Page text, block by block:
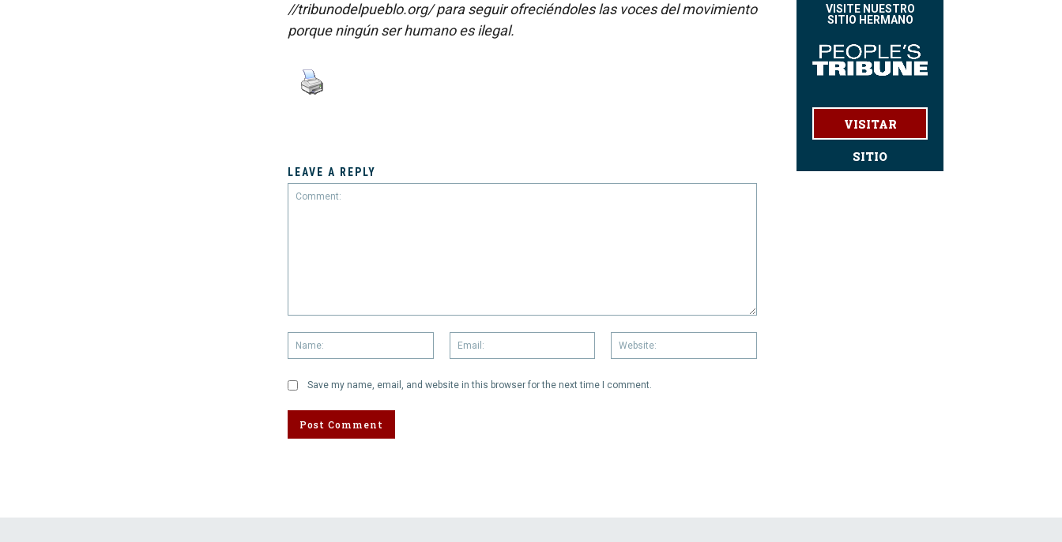
//tribunodelpueblo.org/ para seguir ofreciéndoles las voces del movimiento
porque ningún ser humano es ilegal.
LEAVE A REPLY
Name:
Email:
Save my name, email, and website in this browser for the next time I comment.
VISITE NUESTRO
SITIO HERMANO
VISITAR
SITIO